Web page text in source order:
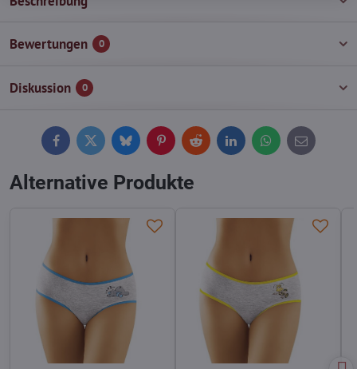
Bewertungen 0
Diskussion 0
FacebookTwitterBlueskyPinterestReddit LinkedInWhatsApp
E-
mail
Alternative Produkte